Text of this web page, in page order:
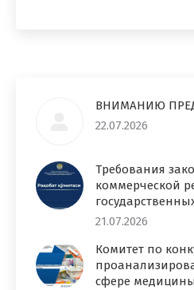
ВНИМАНИЮ
22.07.2026
Требования
коммерческой
21.07.2026
Комитет по
сфере